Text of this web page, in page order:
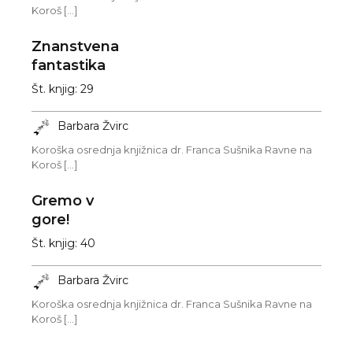
Koroš [...]
Znanstvena
fantastika
Št. knjig: 29
Barbara Žvirc
Koroška osrednja knjižnica dr. Franca Sušnika Ravne na
Koroš [...]
Gremo v
gore!
Št. knjig: 40
Barbara Žvirc
Koroška osrednja knjižnica dr. Franca Sušnika Ravne na
Koroš [...]